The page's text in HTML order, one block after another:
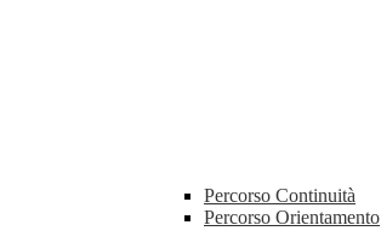
Percorso Continuità
Percorso Orientamento